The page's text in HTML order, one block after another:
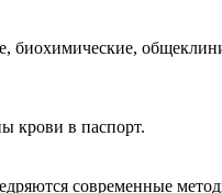
крови в паспорт.
современные